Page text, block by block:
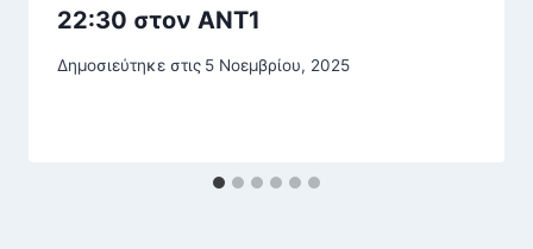
22:30 στον ΑΝΤ1
Δημοσιεύτηκε στις 5 Νοεμβρίου, 2025